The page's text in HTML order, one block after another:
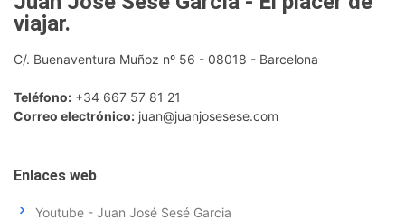
viajar.
C/. Buenaventura Muñoz nº 56 - 08018 - Barcelona
Teléfono: +34 667 57 81 21
Correo electrónico: juan@juanjosesese.com
Enlaces web
Youtube - Juan José Sesé Garcia